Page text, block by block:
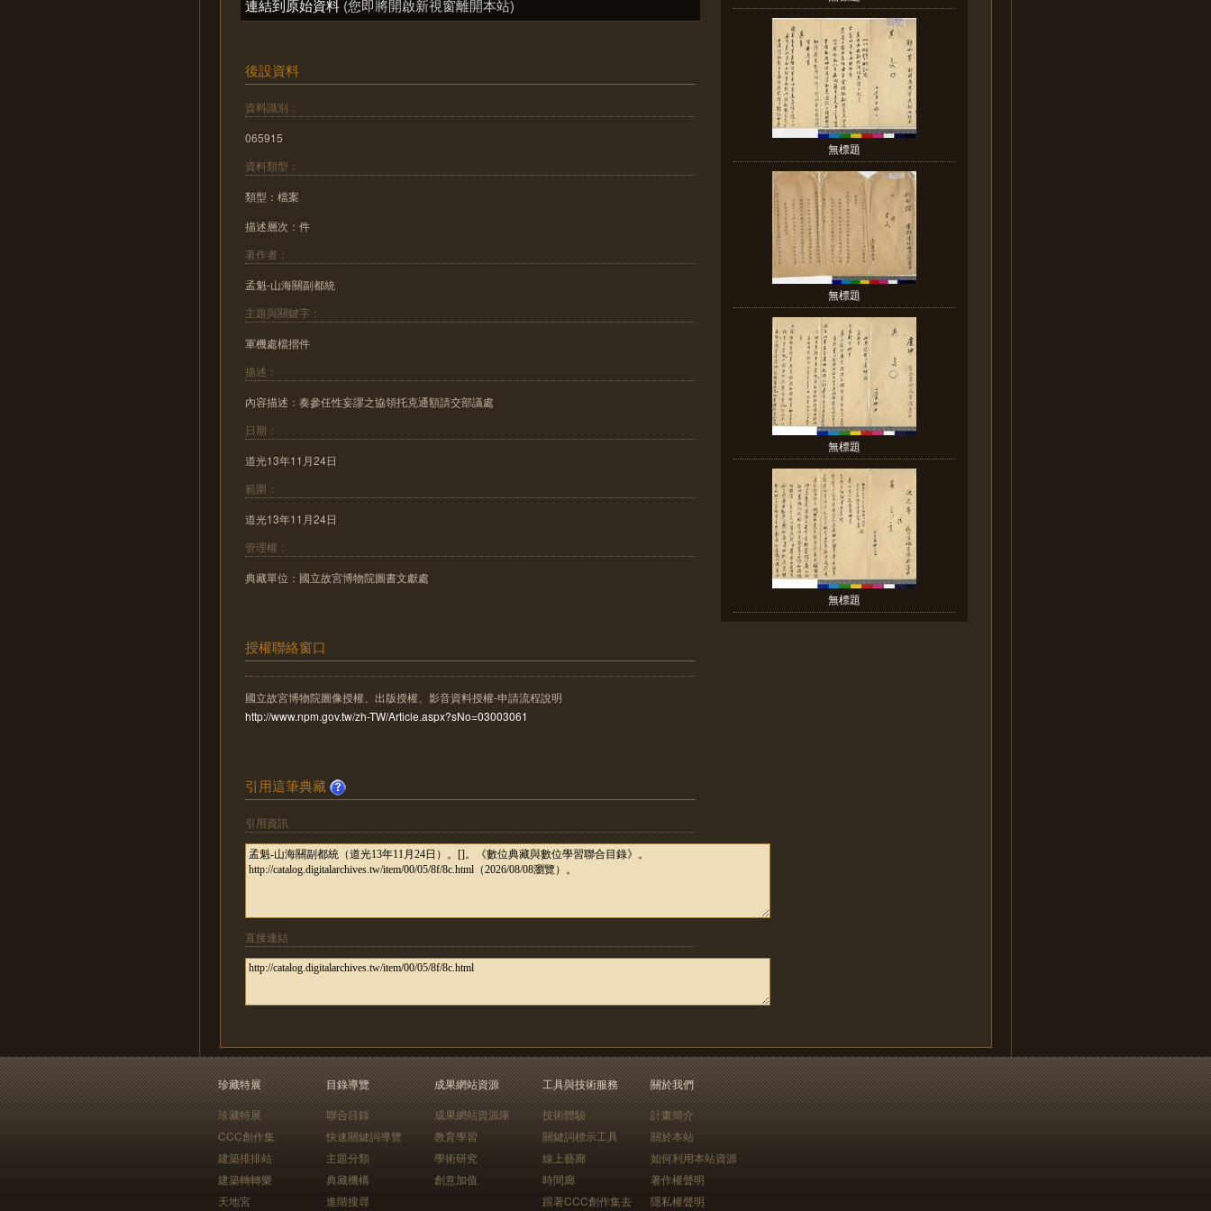
連結到原始資料 (您即將開啟新視窗離開本站)
後設資料
資料識別：
065915
資料類型：
類型：檔案
描述層次：件
著作者：
孟魁-山海關副都統
主題與關鍵字：
軍機處檔摺件
描述：
內容描述：奏參任性妄謬之協領托克通額請交部議處
日期：
道光13年11月24日
範圍：
道光13年11月24日
管理權：
典藏單位：國立故宮博物院圖書文獻處
授權聯絡窗口
國立故宮博物院圖像授權、出版授權、影音資料授權-申請流程說明
http://www.npm.gov.tw/zh-TW/Article.aspx?sNo=03003061
引用這筆典藏
引用資訊
直接連結
無標題
無標題
無標題
無標題
珍藏特展
珍藏特展
CCC創作集
建築排排站
建築轉轉樂
天地宮
目錄導覽
聯合目錄
快速關鍵詞導覽
主題分類
典藏機構
進階搜尋
成果網站資源
成果網站資源庫
教育學習
學術研究
創意加值
工具與技術服務
技術體驗
關鍵詞標示工具
線上藝廊
時間廊
跟著CCC創作集去
關於我們
計畫簡介
關於本站
如何利用本站資源
著作權聲明
隱私權聲明